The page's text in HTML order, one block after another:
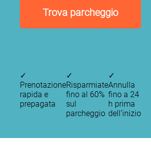
Trova parcheggio
✓
Prenotazione
rapida e
prepagata
✓
Risparmiate
fino al 60%
sul
parcheggio
✓
Annulla
fino a 24
h prima
dell’inizio
P